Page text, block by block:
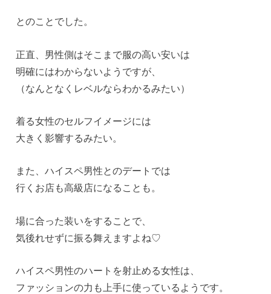
とのことでした。
正直、男性側はそこまで服の高い安いは
明確にはわからないようですが、
（なんとなくレベルならわかるみたい）
着る女性のセルフイメージには
大きく影響するみたい。
また、ハイスペ男性とのデートでは
行くお店も高級店になることも。
場に合った装いをすることで、
気後れせずに振る舞えますよね♡
ハイスペ男性のハートを射止める女性は、
ファッションの力も上手に使っているようです。